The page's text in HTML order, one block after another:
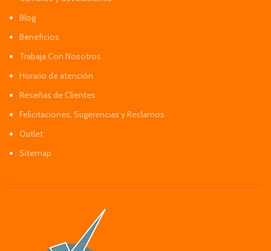
Blog
Beneficios
Trabaja Con Nosotros
Horario de atención
Reseñas de Clientes
Felicitaciones, Sugerencias y Reclamos
Outlet
Sitemap